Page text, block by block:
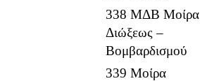
338 ΜΔΒ Μοίρα
Διώξεως –
Βομβαρδισμού
339 Μοίρα